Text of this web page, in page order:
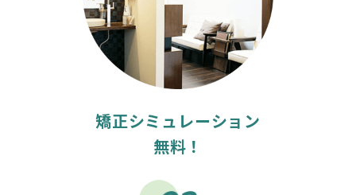
矯正シミュレーション
無料！